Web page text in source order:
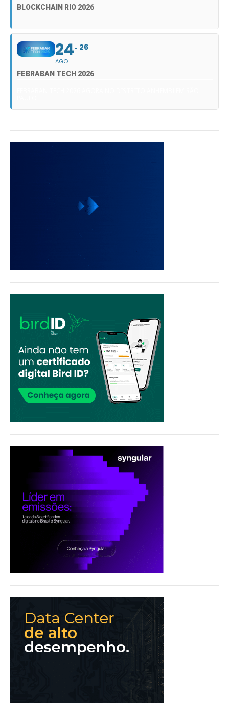
BLOCKCHAIN RIO 2026
24
AGO
26
FEBRABAN TECH 2026